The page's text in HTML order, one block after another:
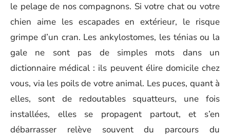
le pelage de nos compagnons. Si votre chat ou votre
chien aime les escapades en extérieur, le risque
grimpe d’un cran. Les ankylostomes, les ténias ou la
gale ne sont pas de simples mots dans un
dictionnaire médical : ils peuvent élire domicile chez
vous, via les poils de votre animal. Les puces, quant à
elles, sont de redoutables squatteurs, une fois
installées, elles se propagent partout, et s’en
débarrasser relève souvent du parcours du